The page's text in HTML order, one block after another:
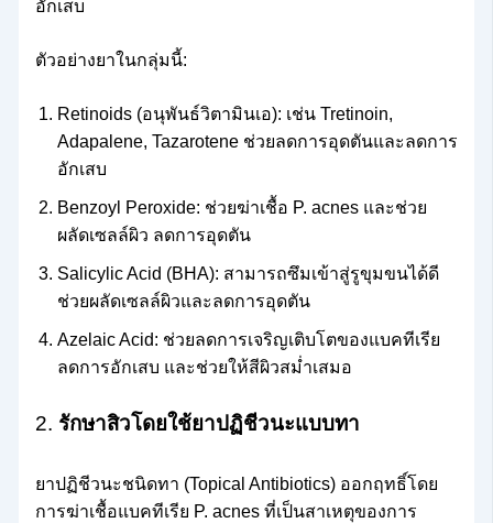
อักเสบ
ตัวอย่างยาในกลุ่มนี้:
Retinoids (อนุพันธ์วิตามินเอ): เช่น Tretinoin,
Adapalene, Tazarotene ช่วยลดการอุดตันและลดการ
อักเสบ
Benzoyl Peroxide: ช่วยฆ่าเชื้อ P. acnes และช่วย
ผลัดเซลล์ผิว ลดการอุดตัน
Salicylic Acid (BHA): สามารถซึมเข้าสู่รูขุมขนได้ดี
ช่วยผลัดเซลล์ผิวและลดการอุดตัน
Azelaic Acid: ช่วยลดการเจริญเติบโตของแบคทีเรีย
ลดการอักเสบ และช่วยให้สีผิวสม่ำเสมอ
2. รักษาสิวโดยใช้ยาปฏิชีวนะแบบทา
ยาปฏิชีวนะชนิดทา (Topical Antibiotics) ออกฤทธิ์โดย
การฆ่าเชื้อแบคทีเรีย P. acnes ที่เป็นสาเหตุของการ